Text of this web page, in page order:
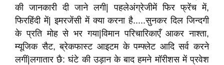
की जानकारी दी जाने लगी| पहलेअंग्रेजीमें फिर फ्रेंच में,
फिरहिंदी में| इमरजेंसी में क्या करना है.....सुनकर दिल जिन्दगी
के प्रति मोह से भर गया|विमान परिचारिकाएँ आकर नाश्ता,
म्यूजिक सैट, ब्रेकफास्ट आइटम के पम्फ्लेट आदि सर्व करने
लगीं|लगातार छै: घंटे की उड़ान के बाद हमने मॉरीशस में प्रवेश